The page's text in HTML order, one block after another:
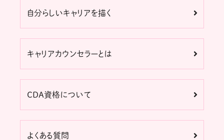
自分らしいキャリアを描く
キャリアカウンセラーとは
CDA資格について
よくある質問